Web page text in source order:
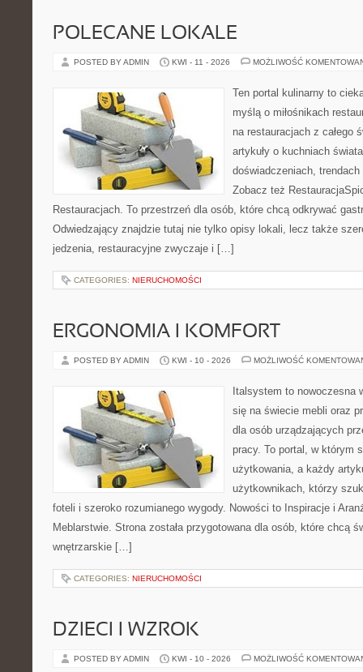
POLECANE LOKALE
POSTED BY ADMIN KWI - 11 - 2026 MOŻLIWOŚĆ
Ten portal kulinarny to
myślą o miłośnikach
na restauracjach z całego
artykuły o kuchniach
doświadczeniach,
Zobacz też
Restauracjach. To przestrzeń dla osób, które chcą odkrywać
Odwiedzający znajdzie tutaj nie tylko opisy lokali, lecz także
jedzenia, restauracyjne zwyczaje i […]
CATEGORIES: NIERUCHOMOŚCI
ERGONOMIA I KOMFORT
POSTED BY ADMIN KWI - 10 - 2026 MOŻLIWOŚĆ
Italsystem to nowoczesna
się na świecie mebli oraz
dla osób urządzających
pracy. To portal, w którym
użytkowania, a każdy
użytkownikach, którzy
foteli i szeroko rozumianego wygody. Nowości to Inspiracje i
Meblarstwie. Strona została przygotowana dla osób, które chcą
wnętrzarskie […]
CATEGORIES: NIERUCHOMOŚCI
DZIECI I WZROK
POSTED BY ADMIN KWI - 10 - 2026 MOŻLIWOŚĆ